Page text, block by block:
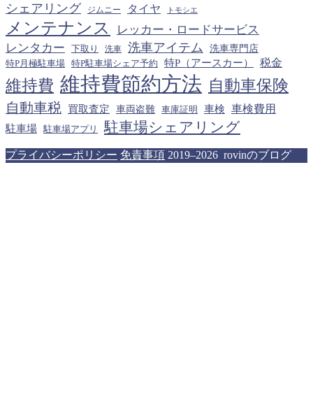
シェアリング ジムニー タイヤ トモシエ
メンテナンス
レッカー・ロードサービス
レンタカー
下取り 洗車 洗車アイテム
洗車専門店
特P月極駐車場
特P駐車場シェア予約 特P（アースカー） 税金
維持費 維持費節約方法 自動車保険
自動車税 買取査定 車両盗難 車庫証明 車検 車検費用
駐車場 駐車場アプリ 駐車場シェアリング
プライバシーポリシー 免責事項 2019–2026 rovinのブログ